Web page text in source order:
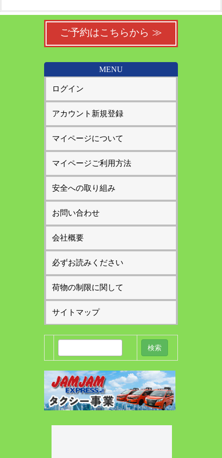
ご予約はこちらから ≫
MENU
ログイン
アカウント新規登録
マイページについて
マイページご利用方法
安全への取り組み
お問い合わせ
会社概要
必ずお読みください
荷物の制限に関して
サイトマップ